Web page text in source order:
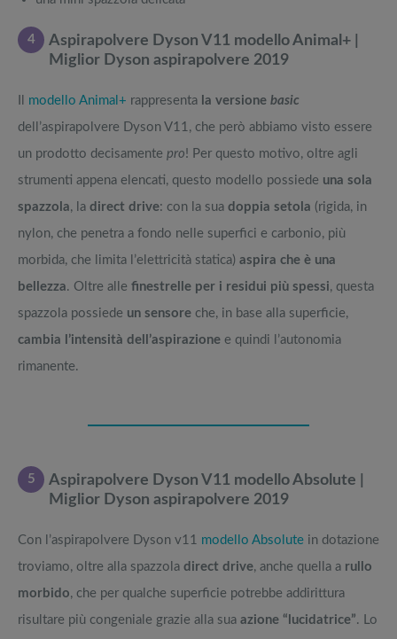
4
Aspirapolvere Dyson V11 modello Animal+ |
Miglior Dyson aspirapolvere 2019
modello Animal+ rappresenta la versione basic
dell’aspirapolvere Dyson V11, che però abbiamo visto essere
un prodotto decisamente pro! Per questo motivo, oltre agli
strumenti appena elencati, questo modello possiede una sola
spazzola, la direct drive: con la sua doppia setola (rigida, in
nylon, che penetra a fondo nelle superfici e carbonio, più
morbida, che limita l’elettricità statica) aspira che è una
bellezza. Oltre alle finestrelle per i residui più spessi, questa
spazzola possiede un sensore che, in base alla superficie,
cambia l’intensità dell’aspirazione e quindi l’autonomia
rimanente.
5
Aspirapolvere Dyson V11 modello Absolute |
Miglior Dyson aspirapolvere 2019
Con l’aspirapolvere Dyson v11 modello Absolute in dotazione
troviamo, oltre alla spazzola direct drive, anche quella a rullo
morbido, che per qualche superficie potrebbe addirittura
risultare più congeniale grazie alla sua azione “lucidatrice”. Lo